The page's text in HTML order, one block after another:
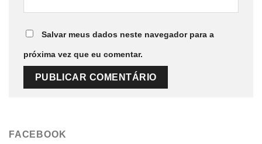
Salvar meus dados neste navegador para a
próxima vez que eu comentar.
FACEBOOK